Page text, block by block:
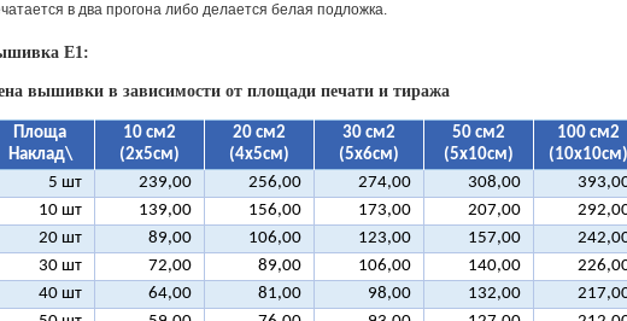
в два прогона либо делается белая подложка.
E1:
вышивки в зависимости от площади печати и тиража
Площа
Наклад\
10 см2
(2х5см)
20 см2
(4х5см)
30 см2
(5х6см)
50 см2
(5х10см)
100 см2
(10х10см)
5 шт
239,00 256,00 274,00 308,00
10 шт
139,00 156,00 173,00 207,00
20 шт
89,00 106,00 123,00 157,00
30 шт
72,00 89,00 106,00 140,00
40 шт
64,00 81,00 98,00 132,00